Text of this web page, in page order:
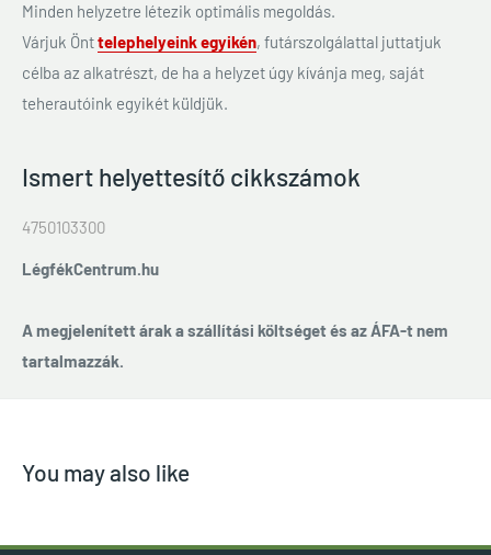
Minden helyzetre létezik optimális megoldás.
Várjuk Önttelephelyeink egyikén, futárszolgálattal juttatjuk
célba az alkatrészt, de ha a helyzet úgy kívánja meg, saját
teherautóink egyikét küldjük.
Ismert helyettesítő cikkszámok
4750103300
LégfékCentrum.hu
A megjelenített árak a szállítási költséget és az ÁFA-t nem
tartalmazzák.
You may also like